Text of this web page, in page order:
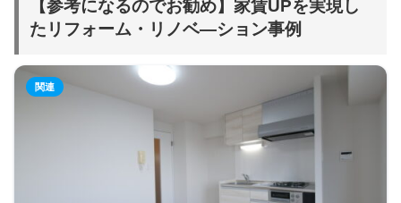
【参考になるのでお勧め】家賃UPを実現し
たリフォーム・リノベ―ション事例